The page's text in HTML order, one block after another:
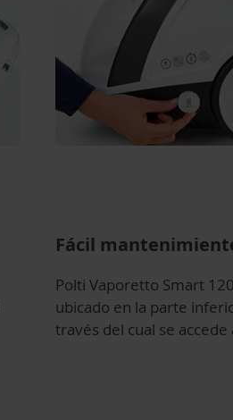
Fácil
Polti Vaporetto Smart
ubicado en la parte
través del cual se accede